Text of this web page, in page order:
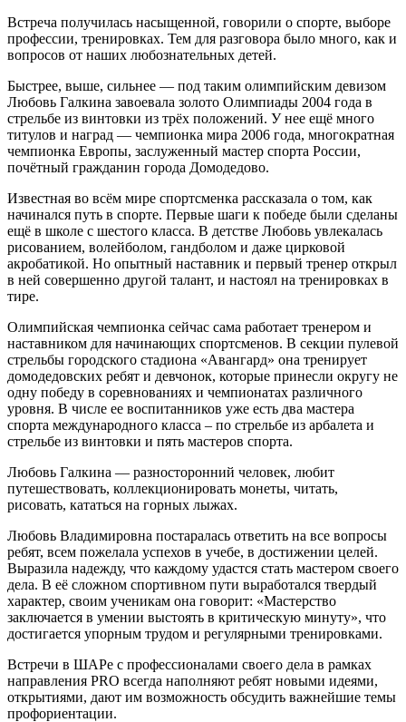
Встреча получилась насыщенной, говорили о спорте, выборе
профессии, тренировках. Тем для разговора было много, как и
вопросов от наших любознательных детей.
Быстрее, выше, сильнее — под таким олимпийским девизом
Любовь Галкина завоевала золото Олимпиады 2004 года в
стрельбе из винтовки из трёх положений. У нее ещё много
титулов и наград — чемпионка мира 2006 года, многократная
чемпионка Европы, заслуженный мастер спорта России,
почётный гражданин города Домодедово.
Известная во всём мире спортсменка рассказала о том, как
начинался путь в спорте. Первые шаги к победе были сделаны
ещё в школе с шестого класса. В детстве Любовь увлекалась
рисованием, волейболом, гандболом и даже цирковой
акробатикой. Но опытный наставник и первый тренер открыл
в ней совершенно другой талант, и настоял на тренировках в
тире.
Олимпийская чемпионка сейчас сама работает тренером и
наставником для начинающих спортсменов. В секции пулевой
стрельбы городского стадиона «Авангард» она тренирует
домодедовских ребят и девчонок, которые принесли округу не
одну победу в соревнованиях и чемпионатах различного
уровня. В числе ее воспитанников уже есть два мастера
спорта международного класса – по стрельбе из арбалета и
стрельбе из винтовки и пять мастеров спорта.
Любовь Галкина — разносторонний человек, любит
путешествовать, коллекционировать монеты, читать,
рисовать, кататься на горных лыжах.
Любовь Владимировна постаралась ответить на все вопросы
ребят, всем пожелала успехов в учебе, в достижении целей.
Выразила надежду, что каждому удастся стать мастером своего
дела. В её сложном спортивном пути выработался твердый
характер, своим ученикам она говорит: «Мастерство
заключается в умении выстоять в критическую минуту», что
достигается упорным трудом и регулярными тренировками.
Встречи в ШАРе с профессионалами своего дела в рамках
направления PRO всегда наполняют ребят новыми идеями,
открытиями, дают им возможность обсудить важнейшие темы
профориентации.